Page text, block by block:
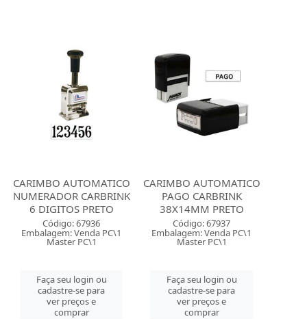
CARIMBO AUTOMATICO
NUMERADOR CARBRINK
6 DIGITOS PRETO
Código: 67936
Embalagem: Venda PC\1
Master PC\1
Faça seu login ou
cadastre-se para
ver preços e
comprar
CARIMBO AUTOMATICO
PAGO CARBRINK
38X14MM PRETO
Código: 67937
Embalagem: Venda PC\1
Master PC\1
Faça seu login ou
cadastre-se para
ver preços e
comprar